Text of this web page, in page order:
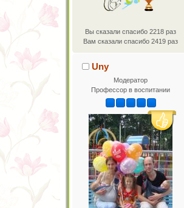
Вы сказали спасибо 2218 раз
Вам сказали спасибо 2419 раз
Uny
Модератор
Профессор в воспитании